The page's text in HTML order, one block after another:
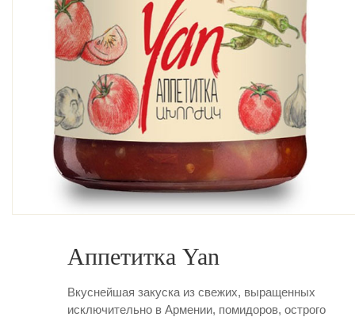
Аппетитка Yan
Вкуснейшая закуска из свежих, выращенных
исключительно в Армении, помидоров, острого